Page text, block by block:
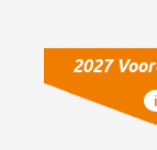
2027
i